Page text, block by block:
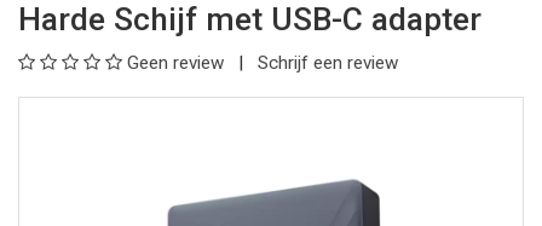
Harde Schijf met USB-C adapter
Geen review Schrijf een review